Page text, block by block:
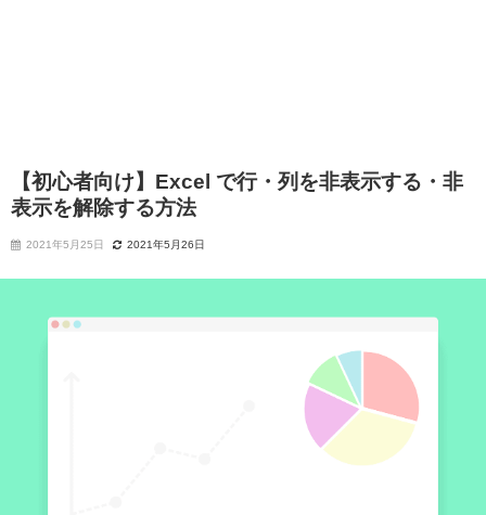
【初心者向け】Excel で行・列を非表示する・非
表示を解除する方法
2021年5月25日 2021年5月26日